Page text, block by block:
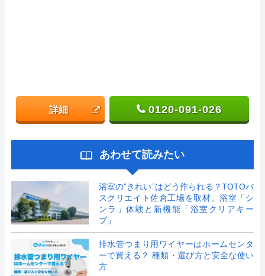
詳細 0120-091-026
あわせて読みたい
浴室の”きれい”はどう作られる？TOTOバ
スクリエイト佐倉工場を取材。浴室「シ
ンラ」体験と新機能「浴室クリアキー
プ」
排水管つまり用ワイヤーはホームセンタ
ーで買える？ 種類・選び方と安全な使い
方